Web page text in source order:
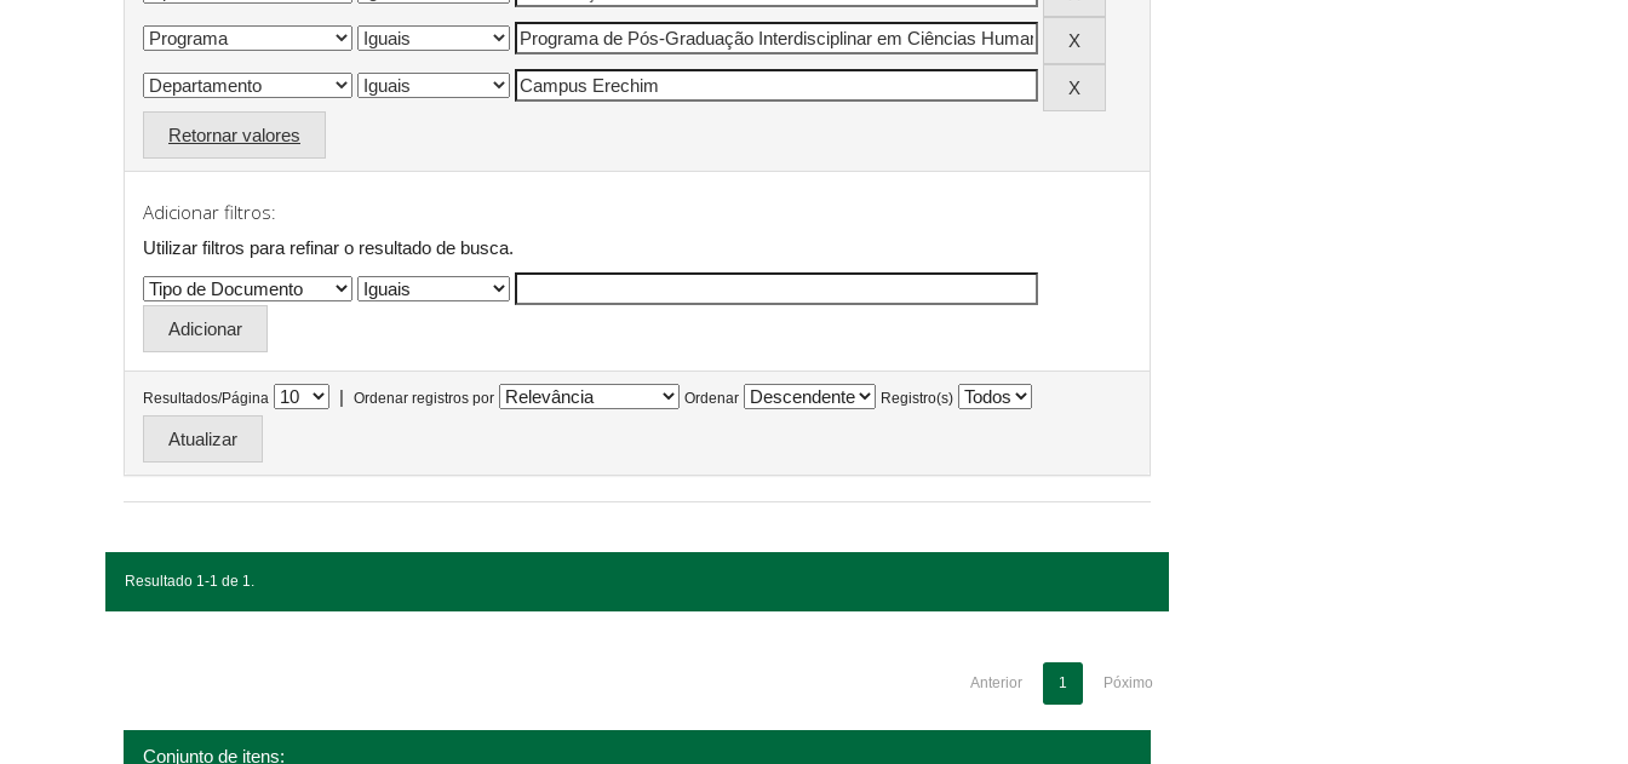
Retornar valores
Adicionar filtros:
Utilizar filtros para refinar o resultado de busca.
Resultados/Página | Ordenar registros por Ordenar Registro(s)
Resultado 1-1 de 1.
Anterior 1 Póximo
Conjunto de itens: